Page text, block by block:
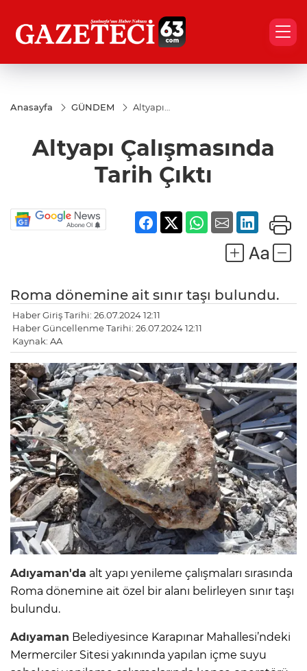
Anasayfa GÜNDEM
Altyapı
Altyapı Çalışmasında
Tarih Çıktı
Roma dönemine ait sınır taşı bulundu.
Haber Giriş Tarihi: 26.07.2024 12:11
Haber Güncellenme Tarihi: 26.07.2024 12:11
Kaynak: AA
Adıyaman'da alt yapı yenileme çalışmaları sırasında
Roma dönemine ait özel bir alanı belirleyen sınır taşı
bulundu.
Adıyaman Belediyesince Karapınar Mahallesi’ndeki
Mermerciler Sitesi yakınında yapılan içme suyu